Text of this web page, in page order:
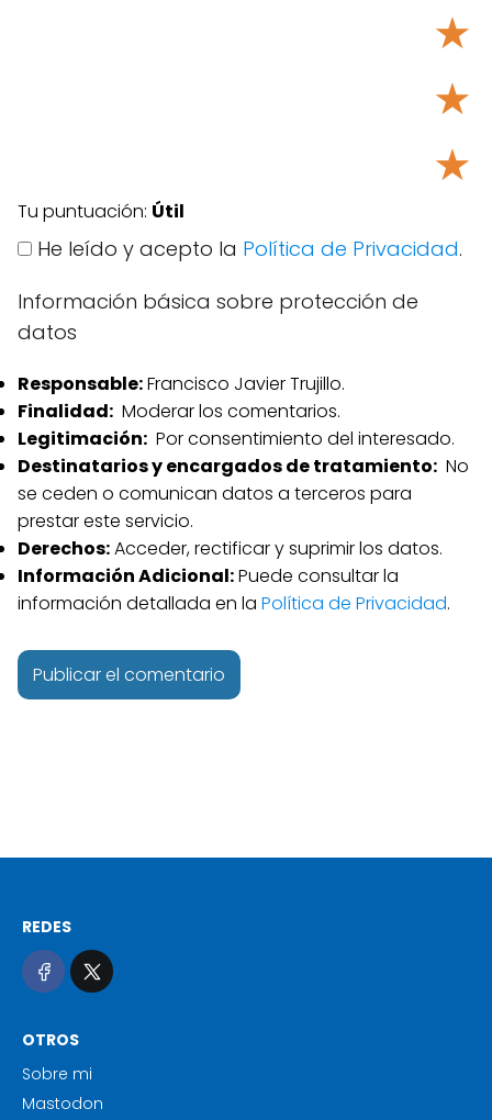
★
★
★
Tu puntuación: Útil
He leído y acepto la Política de Privacidad.
Información básica sobre protección de
datos
Responsable:Francisco Javier Trujillo.
Finalidad: Moderar los comentarios.
Legitimación: Por consentimiento del interesado.
Destinatarios y encargados de tratamiento: No
se ceden o comunican datos a terceros para
prestar este servicio.
Derechos:Acceder, rectificar y suprimir los datos.
Información Adicional:Puede consultar la
información detallada en la Política de Privacidad.
REDES
OTROS
Sobre mi
Mastodon